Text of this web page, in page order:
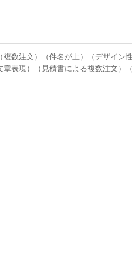
数注文）（件名が上）（デザイン
表現）（見積書による複数注文）